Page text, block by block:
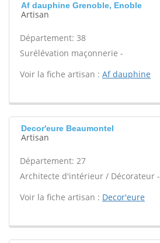
Af dauphine Grenoble, Enoble
Artisan
Département: 38
Surélévation maçonnerie -
Voir la fiche artisan : Af dauphine
Decor'eure Beaumontel
Artisan
Département: 27
Architecte d'intérieur / Décorateur -
Voir la fiche artisan : Decor'eure